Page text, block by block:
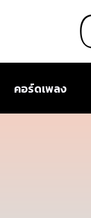
คอร์ดเพลง